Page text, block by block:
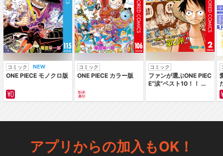
コミック
ONE PIECE モノクロ版
コミック
ONE PIECE カラー版
コミック
ファンが選ぶONE PIEC
E“涙”ベスト10！！ ～
編～ カラー版
アプリからの加入もOK！